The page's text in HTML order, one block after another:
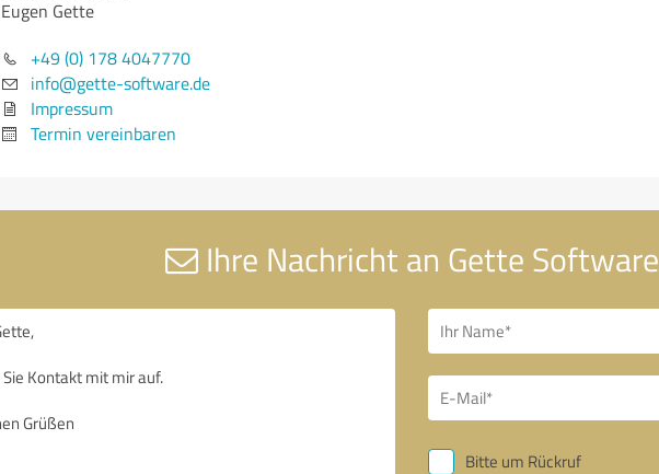
Eugen Gette
+49 (0) 178 4047770
info@gette-software.de
Impressum
Termin vereinbaren
Ihre Nachricht an Gette Software
Bitte um Rückruf